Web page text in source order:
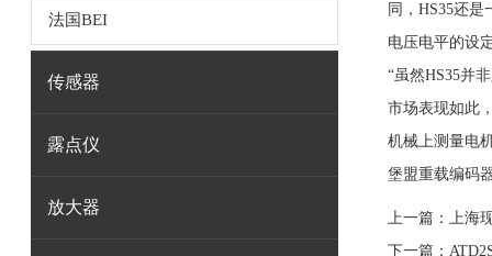
法国BEI
传感器
露点仪
放大器
同，HS35还
电压电平的设
“虽然HS35并
市场表现如此
机械上测量电
堡盟重载编码
上一篇： 上海
下一篇：